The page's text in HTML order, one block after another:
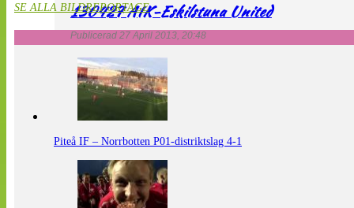
130427 AIK-Eskilstuna United
Publicerad 27 April 2013, 20:48
SE ALLA BILDREPORTAGE
Piteå IF – Norrbotten P01-distriktslag 4-1